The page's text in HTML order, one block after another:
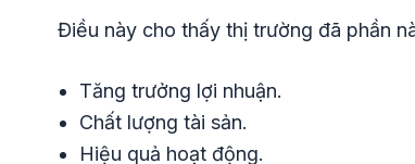
Điều này cho thấy thị trường đã phần
Tăng trưởng lợi nhuận.
Chất lượng tài sản.
Hiệu quả hoạt động.